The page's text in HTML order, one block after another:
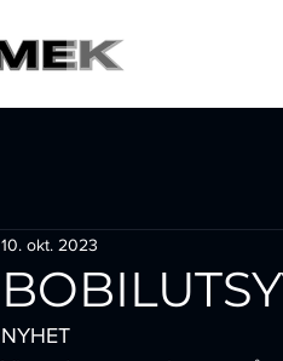
10. okt. 2023
NYHET